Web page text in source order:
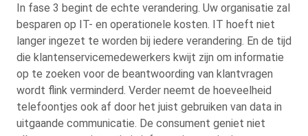
In fase 3 begint de echte verandering. Uw organisatie zal
besparen op IT- en operationele kosten. IT hoeft niet
langer ingezet te worden bij iedere verandering. En de tijd
die klantenservicemedewerkers kwijt zijn om informatie
op te zoeken voor de beantwoording van klantvragen
wordt flink verminderd. Verder neemt de hoeveelheid
telefoontjes ook af door het juist gebruiken van data in
uitgaande communicatie. De consument geniet niet